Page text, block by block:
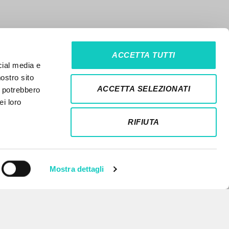
media e
sito
loro
Mostra dettagli
ACCETTA TUTTI
ACCETTA SELEZIONATI
RIFIUTA
NEWSLETTER